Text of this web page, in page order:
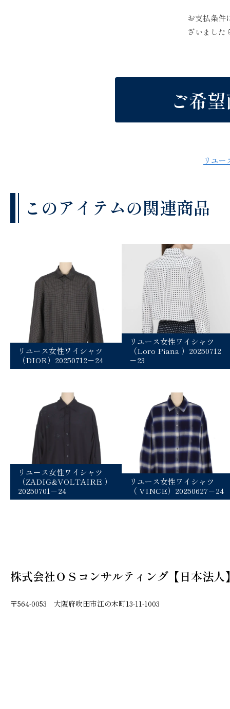
お支払条件
ざいました
ご希
リユ
このアイテムの関連商品
リユース女性ワイシャツ
（DIOR）20250712－24
リユース女性ワイシャツ
（Loro Piana ）20250712
－23
リユース女性ワイシャツ
（ZADIG&VOLTAIRE ）
20250701－24
リユース女性ワイシャツ
（ VINCE）20250627－24
株式会社ＯＳコンサルティング【日本法人
〒564-0053 大阪府吹田市江の木町13-11-1003